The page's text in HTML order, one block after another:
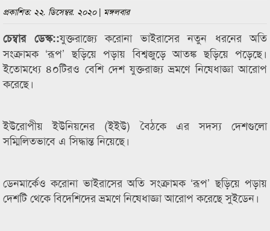
প্রকাশিত: ২২. ডিসেম্বর. ২০২০ | মঙ্গলবার
চেম্বার ডেস্ক::যুক্তরাজ্যে করোনা ভাইরাসের নতুন ধরনের অতি
সংক্রামক ‘রূপ’ ছড়িয়ে পড়ায় বিশ্বজুড়ে আতঙ্ক ছড়িয়ে পড়েছে।
ইতোমধ্যে ৪০টিরও বেশি দেশ যুক্তরাজ্য ভ্রমণে নিষেধাজ্ঞা আরোপ
করেছে।
ইউরোপীয় ইউনিয়নের (ইইউ) বৈঠকে এর সদস্য দেশগুলো
সম্মিলিতভাবে এ সিদ্ধান্ত নিয়েছে।
ডেনমার্কেও করোনা ভাইরাসের অতি সংক্রামক ‘রূপ’ ছড়িয়ে পড়ায়
দেশটি থেকে বিদেশিদের ভ্রমণে নিষেধাজ্ঞা আরোপ করেছে সুইডেন।